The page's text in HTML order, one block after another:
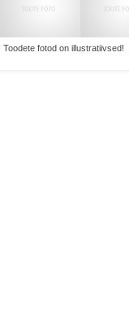
Toodete fotod on illustratiivsed!